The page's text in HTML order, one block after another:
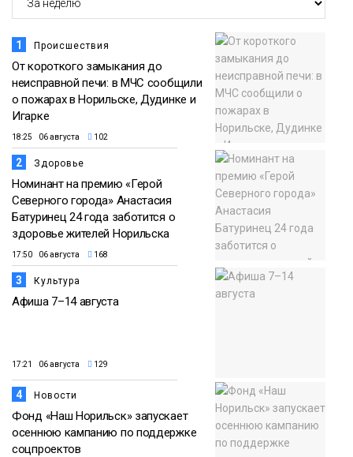
Фото
прогрелся до 29 градусов
1 Происшествия
От короткого замыкания до
неисправной печи: в МЧС сообщили
о пожарах в Норильске, Дудинке и
Игарке
18:25 06 августа 102
2 Здоровье
Номинант на премию «Герой
Северного города» Анастасия
Батуринец 24 года заботится о
здоровье жителей Норильска
17:50 06 августа 168
3 Культура
Афиша 7–14 августа
17:21 06 августа 129
4 Новости
Фонд «Наш Норильск» запускает
осеннюю кампанию по поддержке
соцпроектов